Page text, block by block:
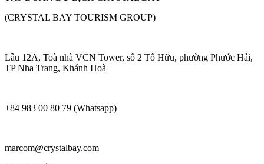
(CRYSTAL BAY TOURISM GROUP)
Lầu 12A, Toà nhà VCN Tower, số 2 Tố Hữu, phường Phước Hải,
TP Nha Trang, Khánh Hoà
+84 983 00 80 79 (Whatsapp)
marcom@crystalbay.com